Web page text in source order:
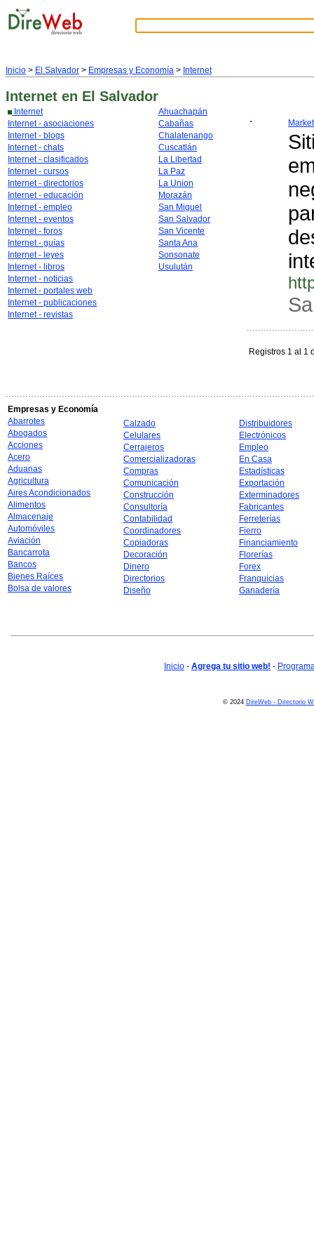
Inicio > El Salvador > Empresas y Economía > Internet
Internet en El Salvador
Internet
Internet - asociaciones
Internet - blogs
Internet - chats
Internet - clasificados
Internet - cursos
Internet - directorios
Internet - educación
Internet - empleo
Internet - eventos
Internet - foros
Internet - guías
Internet - leyes
Internet - libros
Internet - noticias
Internet - portales web
Internet - publicaciones
Internet - revistas
Ahuachapán
Cabañas
Chalatenango
Cuscatlán
La Libertad
La Paz
La Union
Morazán
San Miguel
San Salvador
San Vicente
Santa Ana
Sonsonate
Usulután
Registros 1 al 1
Empresas y Economía
Abarrotes
Abogados
Acciones
Acero
Aduanas
Agricultura
Aires Acondicionados
Alimentos
Almacenaje
Automóviles
Aviación
Bancarrota
Bancos
Bienes Raíces
Bolsa de valores
Calzado
Celulares
Cerrajeros
Comercializadoras
Compras
Comunicación
Construcción
Consultoría
Contabilidad
Coordinadores
Copiadoras
Decoración
Dinero
Directorios
Diseño
Distribuidores
Electrónicos
Empleo
En Casa
Estadísticas
Exportación
Exterminadores
Fabricantes
Ferreterías
Fierro
Financiamiento
Florerías
Forex
Franquicias
Ganadería
Inicio - Agrega tu sitio web! -
© 2024 DireWeb - Directorio